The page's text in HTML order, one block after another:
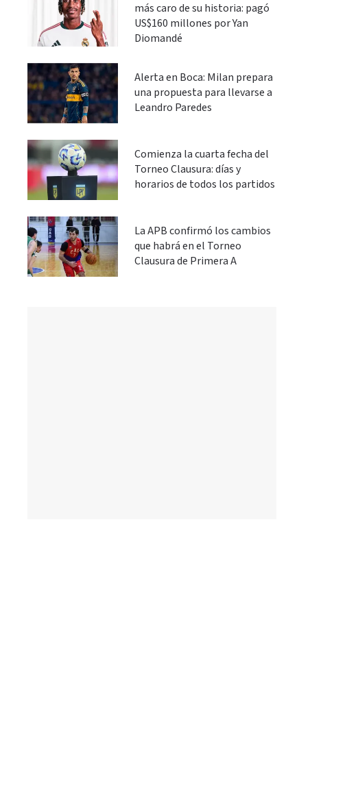
más caro de su historia: pagó
US$160 millones por Yan
Diomandé
Alerta en Boca: Milan prepara
una propuesta para llevarse a
Leandro Paredes
Comienza la cuarta fecha del
Torneo Clausura: días y
horarios de todos los partidos
La APB confirmó los cambios
que habrá en el Torneo
Clausura de Primera A